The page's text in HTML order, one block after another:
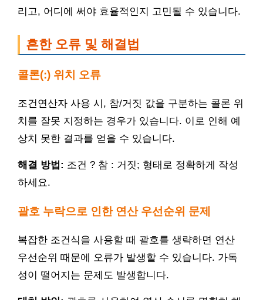
리고, 어디에 써야 효율적인지 고민될 수 있습니다.
흔한 오류 및 해결법
콜론(:) 위치 오류
조건연산자 사용 시, 참/거짓 값을 구분하는 콜론 위
치를 잘못 지정하는 경우가 있습니다. 이로 인해 예
상치 못한 결과를 얻을 수 있습니다.
해결 방법: 조건 ? 참 : 거짓; 형태로 정확하게 작성
하세요.
괄호 누락으로 인한 연산 우선순위 문제
복잡한 조건식을 사용할 때 괄호를 생략하면 연산
우선순위 때문에 오류가 발생할 수 있습니다. 가독
성이 떨어지는 문제도 발생합니다.